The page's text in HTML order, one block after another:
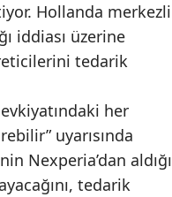
Hollanda merkezli
iddiası üzerine
tedarik
her
uyarısında
Nexperia’dan aldığı
tedarik